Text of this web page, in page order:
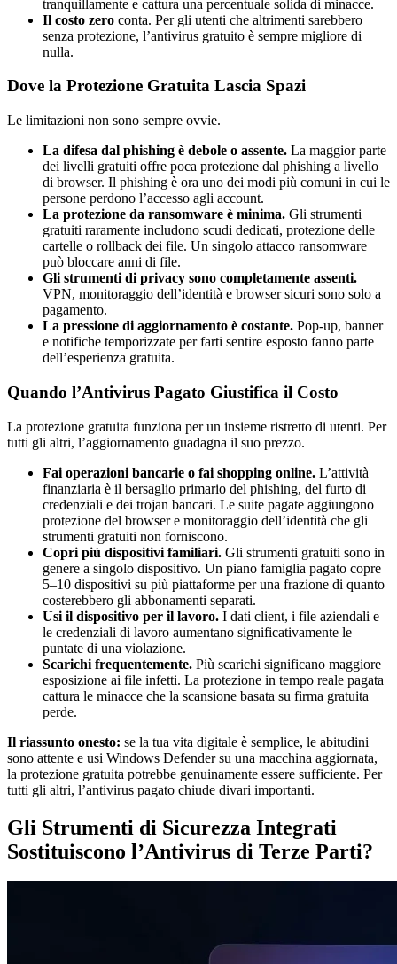
tranquillamente e cattura una percentuale solida di minacce.
Il costo zero conta. Per gli utenti che altrimenti sarebbero
senza protezione, l’antivirus gratuito è sempre migliore di
nulla.
Dove la Protezione Gratuita Lascia Spazi
Le limitazioni non sono sempre ovvie.
La difesa dal phishing è debole o assente. La maggior parte
dei livelli gratuiti offre poca protezione dal phishing a livello
di browser. Il phishing è ora uno dei modi più comuni in cui le
persone perdono l’accesso agli account.
La protezione da ransomware è minima. Gli strumenti
gratuiti raramente includono scudi dedicati, protezione delle
cartelle o rollback dei file. Un singolo attacco ransomware
può bloccare anni di file.
Gli strumenti di privacy sono completamente assenti.
VPN, monitoraggio dell’identità e browser sicuri sono solo a
pagamento.
La pressione di aggiornamento è costante. Pop-up, banner
e notifiche temporizzate per farti sentire esposto fanno parte
dell’esperienza gratuita.
Quando l’Antivirus Pagato Giustifica il Costo
La protezione gratuita funziona per un insieme ristretto di utenti. Per
tutti gli altri, l’aggiornamento guadagna il suo prezzo.
Fai operazioni bancarie o fai shopping online. L’attività
finanziaria è il bersaglio primario del phishing, del furto di
credenziali e dei trojan bancari. Le suite pagate aggiungono
protezione del browser e monitoraggio dell’identità che gli
strumenti gratuiti non forniscono.
Copri più dispositivi familiari. Gli strumenti gratuiti sono in
genere a singolo dispositivo. Un piano famiglia pagato copre
5–10 dispositivi su più piattaforme per una frazione di quanto
costerebbero gli abbonamenti separati.
Usi il dispositivo per il lavoro. I dati client, i file aziendali e
le credenziali di lavoro aumentano significativamente le
puntate di una violazione.
Scarichi frequentemente. Più scarichi significano maggiore
esposizione ai file infetti. La protezione in tempo reale pagata
cattura le minacce che la scansione basata su firma gratuita
perde.
Il riassunto onesto: se la tua vita digitale è semplice, le abitudini
sono attente e usi Windows Defender su una macchina aggiornata,
la protezione gratuita potrebbe genuinamente essere sufficiente. Per
tutti gli altri, l’antivirus pagato chiude divari importanti.
Gli Strumenti di Sicurezza Integrati
Sostituiscono l’Antivirus di Terze Parti?